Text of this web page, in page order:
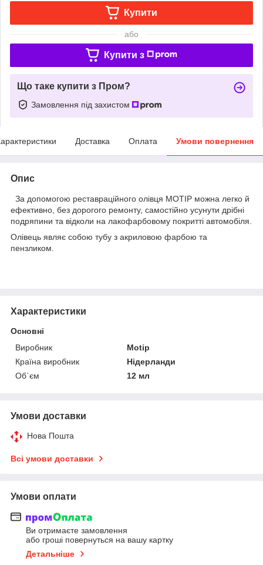
Купити
або
Купити з
Що таке купити з Пром?
Замовлення під захистом
Доставка Оплата Умови повернення
Опис
За допомогою реставраційного олівця MOTIP можна легко й
ефективно, без дорогого ремонту, самостійно усунути дрібні
подряпини та відколи на лакофарбовому покритті автомобіля.
Олівець являє собою тубу з акриловою фарбою та
пензликом.
Характеристики
Основні
Виробник
Motip
Країна виробник
Нідерланди
Об`єм
12 мл
Умови доставки
Нова Пошта
Всі умови доставки
Умови оплати
Ви отримаєте замовлення
або гроші повернуться на вашу картку
Детальніше